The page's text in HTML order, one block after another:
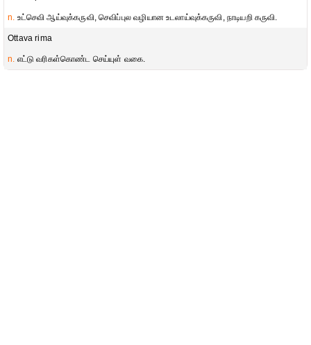
n. உட்செவி ஆய்வுக்கருவி, செவிப்புல வழியான உடலாய்வுக்கருவி, நாடியறி கருவி.
Ottava rima
n. எட்டு வரிகள்கொண்ட செய்யுள் வகை.